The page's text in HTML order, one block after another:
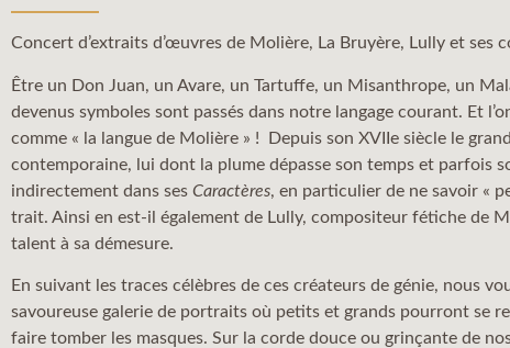
Concert d’extraits d’œuvres de Molière, La Bruyère, Lully et ses
Être un Don Juan, un Avare, un Tartuffe, un Misanthrope, un
devenus symboles sont passés dans notre langage courant. Et
comme « la langue de Molière » !​ Depuis son XVIIe siècle le
contemporaine, lui dont la plume dépasse son temps et parfois
indirectement dans ses Caractères, en particulier de ne savoir «
trait. Ainsi en est-il également de Lully, compositeur fétiche de
talent à sa démesure.​ ​
En suivant les traces célèbres de ces créateurs de génie, nous
savoureuse galerie de portraits où petits et grands pourront se
faire tomber les masques. Sur la corde douce ou grinçante de